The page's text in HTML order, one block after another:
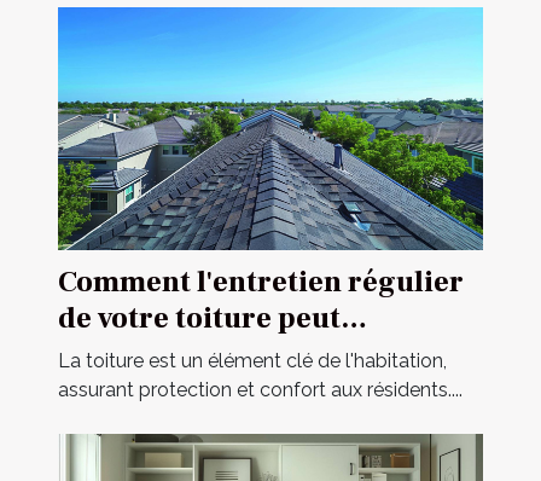
Comment l'entretien régulier
de votre toiture peut
prolonger sa durée de vie
La toiture est un élément clé de l'habitation,
assurant protection et confort aux résidents....